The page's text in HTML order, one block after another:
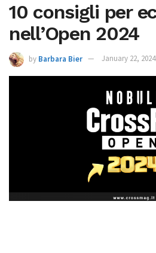
10 consigli per
nell’Open 2024
by Barbara Bier January 22, 2024